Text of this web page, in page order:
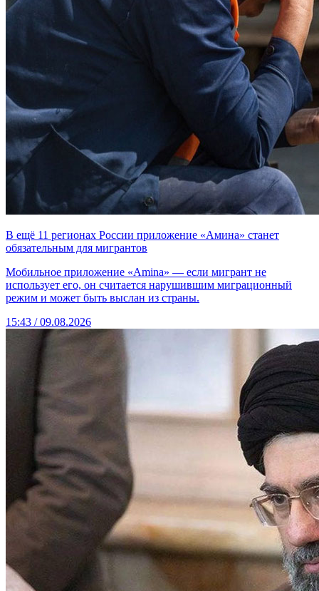
В ещё 11 регионах России приложение «Амина» станет
обязательным для мигрантов
Мобильное приложение «Amina» — если мигрант не
использует его, он считается нарушившим миграционный
режим и может быть выслан из страны.
15:43 / 09.08.2026